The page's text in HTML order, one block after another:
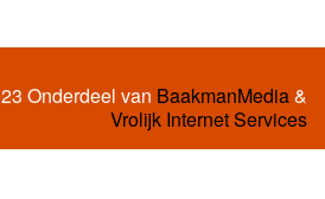
Onderdeel van BaakmanMedia&
Vrolijk Internet Services